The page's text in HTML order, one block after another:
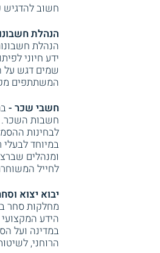
חשוב להדגיש
הנהלת חשבונות 1
ידע חיוני
שמים דגש על
המשתתפים
חשבי שכר -
חשבות השכר.
לבחינות
במיוחד
ומנהלים
לחייל
יבוא יצוא
מחלקות סחר
הידע
במדינה ועל
הרוחני,